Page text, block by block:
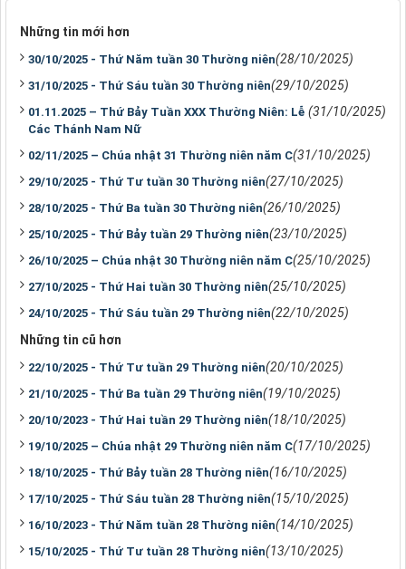
Những tin mới hơn
30/10/2025 - Thứ Năm tuần 30 Thường niên(28/10/2025)
31/10/2025 - Thứ Sáu tuần 30 Thường niên(29/10/2025)
01.11.2025 – Thứ Bảy Tuần XXX Thường Niên: Lễ
Các Thánh Nam Nữ
(31/10/2025)
02/11/2025 – Chúa nhật 31 Thường niên năm C(31/10/2025)
29/10/2025 - Thứ Tư tuần 30 Thường niên(27/10/2025)
28/10/2025 - Thứ Ba tuần 30 Thường niên(26/10/2025)
25/10/2025 - Thứ Bảy tuần 29 Thường niên(23/10/2025)
26/10/2025 – Chúa nhật 30 Thường niên năm C(25/10/2025)
27/10/2025 - Thứ Hai tuần 30 Thường niên(25/10/2025)
24/10/2025 - Thứ Sáu tuần 29 Thường niên(22/10/2025)
Những tin cũ hơn
22/10/2025 - Thứ Tư tuần 29 Thường niên(20/10/2025)
21/10/2025 - Thứ Ba tuần 29 Thường niên(19/10/2025)
20/10/2023 - Thứ Hai tuần 29 Thường niên(18/10/2025)
19/10/2025 – Chúa nhật 29 Thường niên năm C(17/10/2025)
18/10/2025 - Thứ Bảy tuần 28 Thường niên(16/10/2025)
17/10/2025 - Thứ Sáu tuần 28 Thường niên(15/10/2025)
16/10/2023 - Thứ Năm tuần 28 Thường niên(14/10/2025)
15/10/2025 - Thứ Tư tuần 28 Thường niên(13/10/2025)